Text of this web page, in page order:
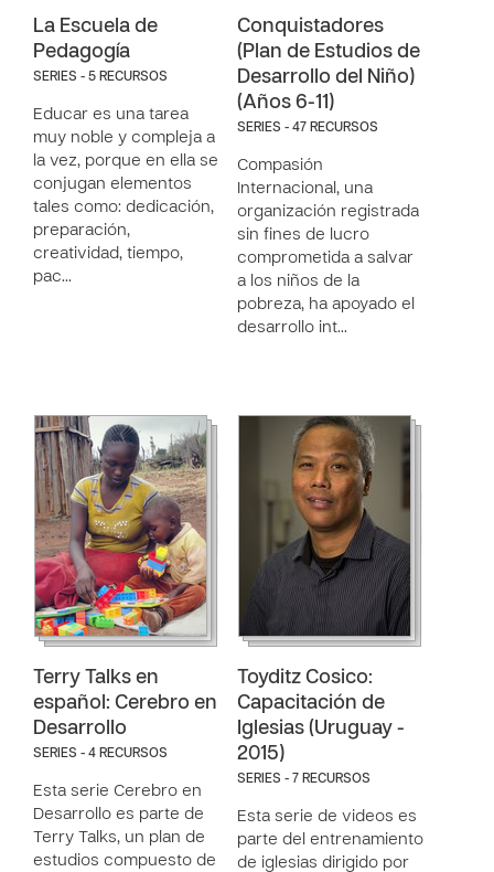
La Escuela de
Pedagogía
SERIES - 5 RECURSOS
Educar es una tarea
muy noble y compleja a
la vez, porque en ella se
conjugan elementos
tales como: dedicación,
preparación,
creatividad, tiempo,
pac…
Conquistadores
(Plan de Estudios de
Desarrollo del Niño)
(Años 6-11)
SERIES - 47 RECURSOS
Compasión
Internacional, una
organización registrada
sin fines de lucro
comprometida a salvar
a los niños de la
pobreza, ha apoyado el
desarrollo int…
Terry Talks en
español: Cerebro en
Desarrollo
SERIES - 4 RECURSOS
Esta serie Cerebro en
Desarrollo es parte de
Terry Talks, un plan de
estudios compuesto de
Toyditz Cosico:
Capacitación de
Iglesias (Uruguay -
2015)
SERIES - 7 RECURSOS
Esta serie de videos es
parte del entrenamiento
de iglesias dirigido por